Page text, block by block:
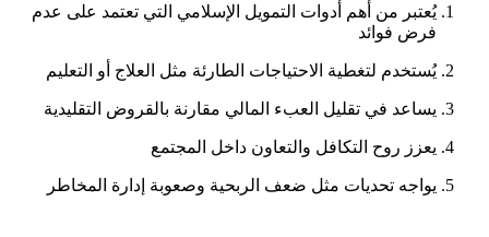
يُعتبر من أهم أدوات التمويل الإسلامي التي تعتمد على عدم
فرض فوائد
يُستخدم لتغطية الاحتياجات الطارئة مثل العلاج أو التعليم
يساعد في تقليل العبء المالي مقارنة بالقروض التقليدية
يعزز روح التكافل والتعاون داخل المجتمع
يواجه تحديات مثل ضعف الربحية وصعوبة إدارة المخاطر